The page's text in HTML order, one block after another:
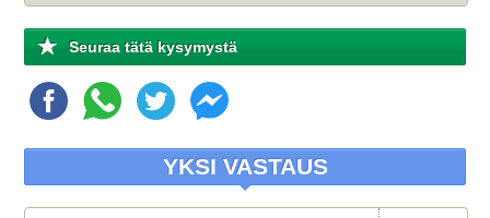
Seuraa tätä kysymystä
YKSI VASTAUS